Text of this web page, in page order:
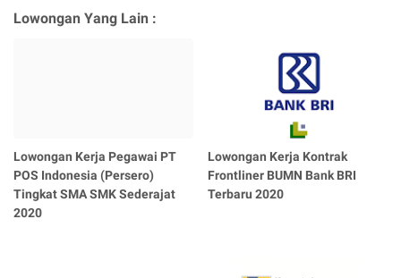
Lowongan Yang Lain :
Lowongan Kerja Pegawai PT
POS Indonesia (Persero)
Tingkat SMA SMK Sederajat
2020
Lowongan Kerja Kontrak
Frontliner BUMN Bank BRI
Terbaru 2020